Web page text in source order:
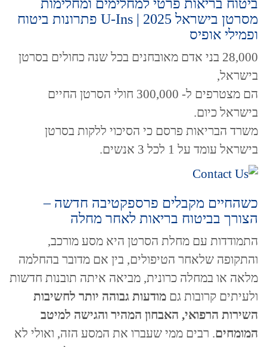
ביטוח בריאות פרטי למחלימים ומחלימות
מסרטן בישראל 2025 | U-Ins פתרונות ביטוח
ופמילי אופיס
28,000 בני אדם מאובחנים בכל שנה כחולים בסרטן
בישראל,
הם מצטרפים ל- 300,000 חולי הסרטן החיים
בישראל כיום.
משרד הבריאות פרסם כי הסיכוי ללקות בסרטן
בישראל עומד על 1 לכל 3 אנשים.
כשהחיים מקבלים פרספקטיבה חדשה –
הצורך בביטוח בריאות לאחר מחלה
התמודדות עם מחלת הסרטן היא מסע מורכב,
והתקופה שלאחר הטיפולים, בין אם מדובר בהחלמה
מלאה או במחלה כרונית, מביאה איתה תובנות חדשות
ולעיתים קרובות גם מודעות גבוהה יותר לחשיבות
השירות הרפואי, האבחון המהיר והגישה למיטב
המומחים. רבים ממי שעברו את המסע הזה, ואולי לא